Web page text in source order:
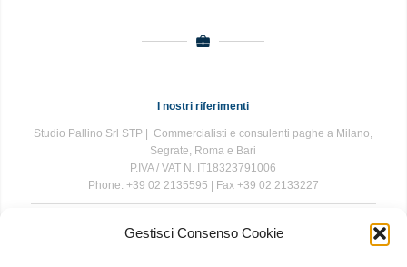
Gestisci Consenso Cookie
I nostri riferimenti
Studio Pallino Srl STP | Commercialisti e consulenti paghe a Milano,
Segrate, Roma e Bari
P.IVA / VAT N. IT18323791006
Phone: +39 02 2135595 | Fax +39 02 2133227
The information contained in this website is for general information